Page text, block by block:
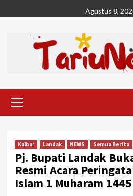
to
Agustus 8,
Menu
Kalbar Landak NEWS Semua Berita
Pj. Bupati Landak
Resmi Acara
Islam 1 Muharam